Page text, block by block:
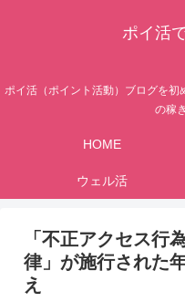
ポイ活
ポイ活（ポイント活動）ブログを初
の稼
HOME
ウェル活
「不正アクセス行
律」が施行された
え